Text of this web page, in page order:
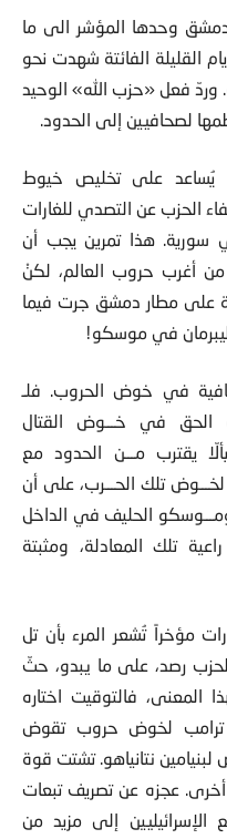
دمشق وحدها المؤشر الى ما
القليلة الفائتة شهدت نحو
فعل «حزب الله» الوحيد
لصحافيين إلى الحدود.
يُساعد على تخليص خيوط
الحزب عن التصدي للغارات
سورية. هذا تمرين يجب أن
أغرب حروب العالم، لكنْ
على مطار دمشق جرت فيما
ليبرمان في موسكو!
في خوض الحروب. فلـ
في خـــوض القتال
يقترب مـــن الحدود مع
تلك الحـــرب، على أن
الحليف في الداخل
تلك المعادلة، ومثبتة
مؤخراً تُشعر المرء بأن تل
رصد، على ما يبدو، حثّ
المعنى، فالتوقيت اختاره
ترامب لخوض حروب تقوض
نتانياهو. تشتت قوة
عجزه عن تصريف تبعات
إلى مزيد من